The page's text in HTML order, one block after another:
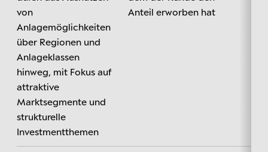
von
Anlagemöglichkeiten
über Regionen und
Anlageklassen
hinweg, mit Fokus auf
attraktive
Marktsegmente und
strukturelle
Investmentthemen
Anteil erworben hat